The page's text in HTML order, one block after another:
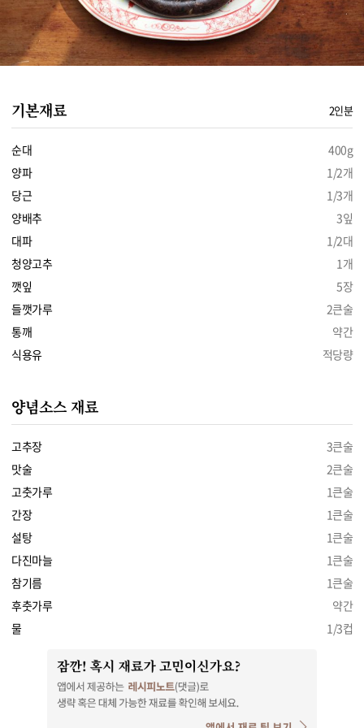
기본재료 2인분
순대
400g
양파
1/2개
당근
1/3개
양배추
3잎
대파
1/2대
청양고추
1개
깻잎
5장
들깻가루
2큰술
통깨
약간
식용유
적당량
양념소스 재료
고추장
3큰술
맛술
2큰술
고춧가루
1큰술
간장
1큰술
설탕
1큰술
다진마늘
1큰술
참기름
1큰술
후춧가루
약간
물
1/3컵